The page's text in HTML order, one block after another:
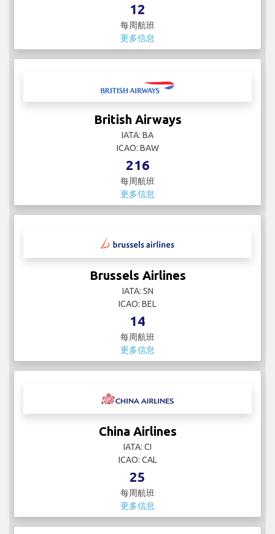
12
每周航班
更多信息
British Airways
IATA: BA
ICAO: BAW
216
每周航班
更多信息
Brussels Airlines
IATA: SN
ICAO: BEL
14
每周航班
更多信息
China Airlines
IATA: CI
ICAO: CAL
25
每周航班
更多信息